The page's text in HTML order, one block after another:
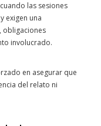
las sesiones
exigen una
obligaciones
involucrado.
en asegurar que
del relato ni